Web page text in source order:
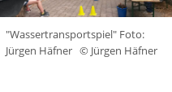
"Wassertransportspiel" Foto:
Jürgen Häfner © Jürgen Häfner